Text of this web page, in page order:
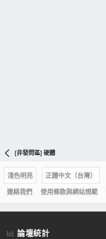
[非發問區] 硬體
淺色明亮
正體中文（台灣）
連絡我們
使用條款與網站規範
論壇統計